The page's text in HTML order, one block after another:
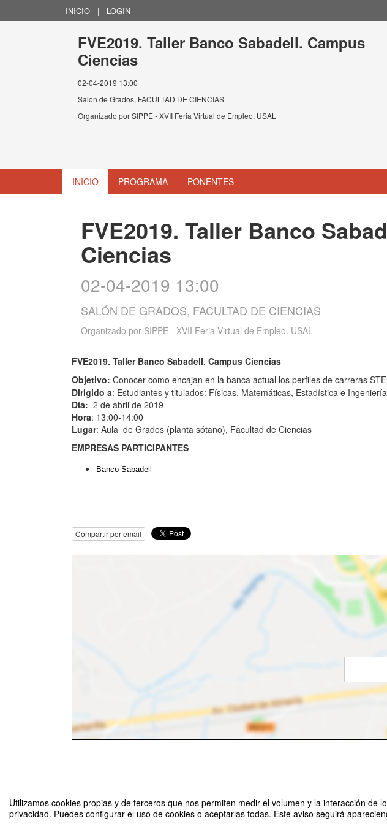
Utilizamos cookies propias y de terceros que nos permiten medir el volumen y la interacción
privacidad. Puedes configurar el uso de cookies o aceptarlas todas. Este aviso seguirá
INICIO | LOGIN
FVE2019. Taller Banco Sabadell. Campus
Ciencias
02-04-2019 13:00
Salón de Grados, FACULTAD DE CIENCIAS
Organizado porSIPPE - XVII Feria Virtual de Empleo. USAL
INICIO PROGRAMA PONENTES
FVE2019. Taller Banco
Ciencias
02-04-2019 13:00
SALÓN DE GRADOS, FACULTAD DE CIENCIAS
Organizado por SIPPE - XVII Feria Virtual de Empleo. USAL
FVE2019. Taller Banco Sabadell. Campus Ciencias
Objetivo: Conocer como encajan en la banca actual los perfiles de carreras
Dirigido a: Estudiantes y titulados: Físicas, Matemáticas, Estadística e
Día: 2 de abril de 2019
Hora: 13:00-14:00
Lugar: Aula de Grados (planta sótano), Facultad de Ciencias
EMPRESAS PARTICIPANTES
Banco Sabadell
Compartir por email
FVE2019. Taller Banco Sabadell. Campus Ciencias